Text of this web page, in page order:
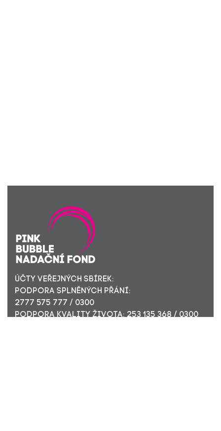
ÚČTY VEŘEJNÝCH SBÍREK:
PODPORA SPLNĚNÝCH PŘÁNÍ:
2777 575 777 / 0300
PODPORA KVALITY ŽIVOTA: 253 135 368 / 0300